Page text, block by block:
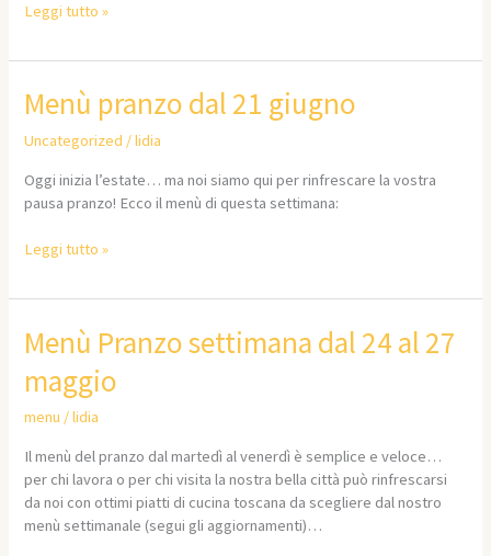
Leggi tutto »
Menù pranzo dal 21 giugno
Uncategorized /lidia
Oggi inizia l’estate… ma noi siamo qui per rinfrescare la vostra
pausa pranzo! Ecco il menù di questa settimana:
Menù
pranzo
dal
giugno
Leggi tutto »
Menù Pranzo settimana dal 24 al 27
maggio
menu /lidia
Il menù del pranzo dal martedì al venerdì è semplice e veloce…
per chi lavora o per chi visita la nostra bella città può rinfrescarsi
da noi con ottimi piatti di cucina toscana da scegliere dal nostro
menù settimanale (segui gli aggiornamenti)…
Menù
Pranzo
settimana
24
al
maggio